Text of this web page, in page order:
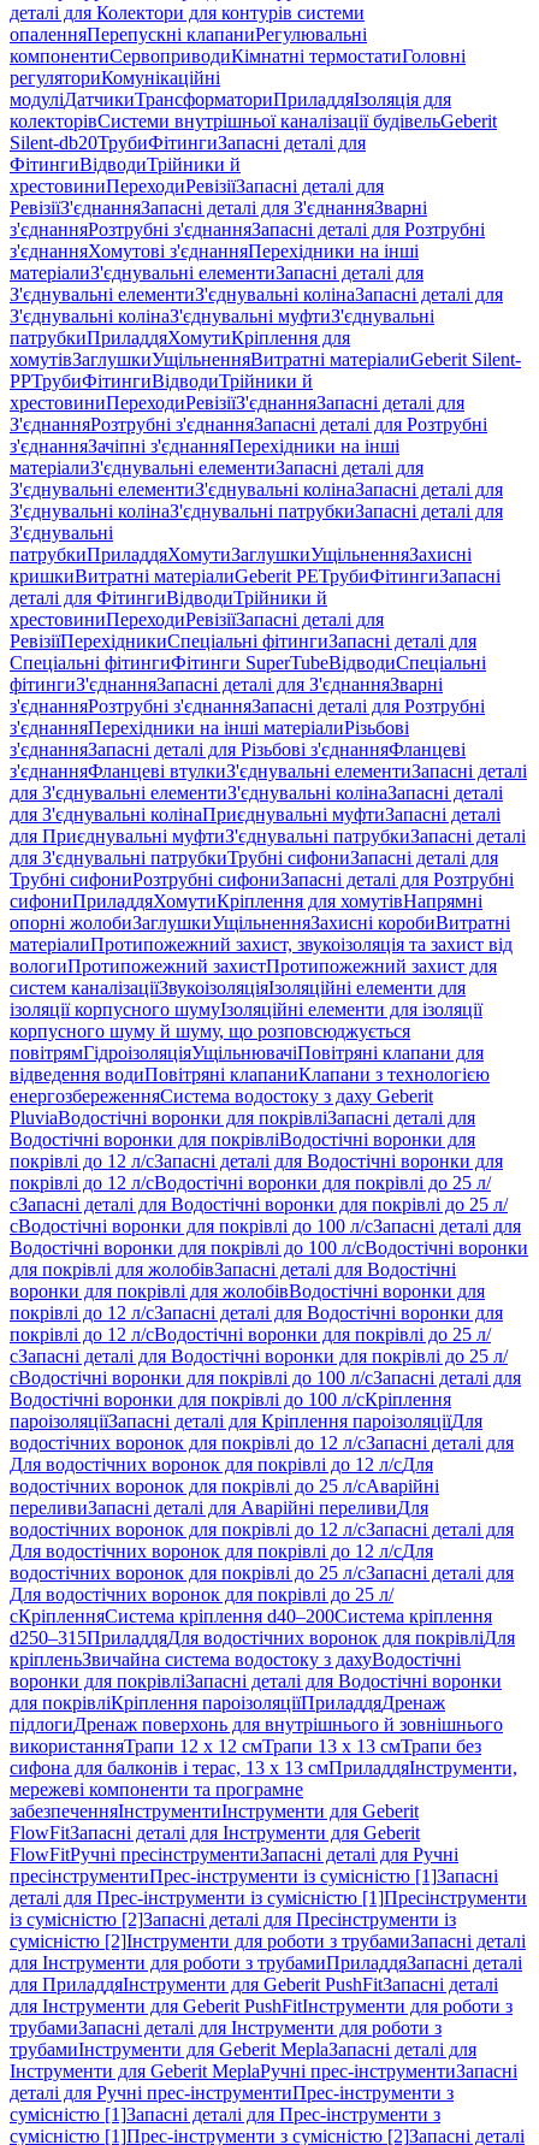
деталі для Колектори для контурів системи
опаленняПерепускні клапаниРегулювальні
компонентиСервоприводиКімнатні термостатиГоловні
регуляториКомунікаційні
модуліДатчикиТрансформаториПриладдяІзоляція для
колекторівСистеми внутрішньої каналізації будівельGeberit
Silent-db20ТрубиФітингиЗапасні деталі для
ФітингиВідводиТрійники й
хрестовиниПереходиРевізіїЗапасні деталі для
РевізіїЗ'єднанняЗапасні деталі для З'єднанняЗварні
з'єднанняРозтрубні з'єднанняЗапасні деталі для Розтрубні
з'єднанняХомутові з'єднанняПерехідники на інші
матеріалиЗ'єднувальні елементиЗапасні деталі для
З'єднувальні елементиЗ'єднувальні колінаЗапасні деталі для
З'єднувальні колінаЗ'єднувальні муфтиЗ'єднувальні
патрубкиПриладдяХомутиКріплення для
хомутівЗаглушкиУщільненняВитратні матеріалиGeberit Silent-
PPТрубиФітингиВідводиТрійники й
хрестовиниПереходиРевізіїЗ'єднанняЗапасні деталі для
З'єднанняРозтрубні з'єднанняЗапасні деталі для Розтрубні
з'єднанняЗачіпні з'єднанняПерехідники на інші
матеріалиЗ'єднувальні елементиЗапасні деталі для
З'єднувальні елементиЗ'єднувальні колінаЗапасні деталі для
З'єднувальні колінаЗ'єднувальні патрубкиЗапасні деталі для
З'єднувальні
патрубкиПриладдяХомутиЗаглушкиУщільненняЗахисні
кришкиВитратні матеріалиGeberit PEТрубиФітингиЗапасні
деталі для ФітингиВідводиТрійники й
хрестовиниПереходиРевізіїЗапасні деталі для
РевізіїПерехідникиСпеціальні фітингиЗапасні деталі для
Спеціальні фітингиФітинги SuperTubeВідводиСпеціальні
фітингиЗ'єднанняЗапасні деталі для З'єднанняЗварні
з'єднанняРозтрубні з'єднанняЗапасні деталі для Розтрубні
з'єднанняПерехідники на інші матеріалиРізьбові
з'єднанняЗапасні деталі для Різьбові з'єднанняФланцеві
з'єднанняФланцеві втулкиЗ'єднувальні елементиЗапасні деталі
для З'єднувальні елементиЗ'єднувальні колінаЗапасні деталі
для З'єднувальні колінаПриєднувальні муфтиЗапасні деталі
для Приєднувальні муфтиЗ'єднувальні патрубкиЗапасні деталі
для З'єднувальні патрубкиТрубні сифониЗапасні деталі для
Трубні сифониРозтрубні сифониЗапасні деталі для Розтрубні
сифониПриладдяХомутиКріплення для хомутівНапрямні
опорні жолобиЗаглушкиУщільненняЗахисні коробиВитратні
матеріалиПротипожежний захист, звукоізоляція та захист від
вологиПротипожежний захистПротипожежний захист для
систем каналізаціїЗвукоізоляціяІзоляційні елементи для
ізоляції корпусного шумуІзоляційні елементи для ізоляції
корпусного шуму й шуму, що розповсюджується
повітрямГідроізоляціяУщільнювачіПовітряні клапани для
відведення водиПовітряні клапаниКлапани з технологією
енергозбереженняСистема водостоку з даху Geberit
PluviaВодостічні воронки для покрівліЗапасні деталі для
Водостічні воронки для покрівліВодостічні воронки для
покрівлі до 12 л/сЗапасні деталі для Водостічні воронки для
покрівлі до 12 л/сВодостічні воронки для покрівлі до 25 л/
сЗапасні деталі для Водостічні воронки для покрівлі до 25 л/
сВодостічні воронки для покрівлі до 100 л/сЗапасні деталі для
Водостічні воронки для покрівлі до 100 л/сВодостічні воронки
для покрівлі для жолобівЗапасні деталі для Водостічні
воронки для покрівлі для жолобівВодостічні воронки для
покрівлі до 12 л/сЗапасні деталі для Водостічні воронки для
покрівлі до 12 л/сВодостічні воронки для покрівлі до 25 л/
сЗапасні деталі для Водостічні воронки для покрівлі до 25 л/
сВодостічні воронки для покрівлі до 100 л/сЗапасні деталі для
Водостічні воронки для покрівлі до 100 л/сКріплення
пароізоляціїЗапасні деталі для Кріплення пароізоляціїДля
водостічних воронок для покрівлі до 12 л/сЗапасні деталі для
Для водостічних воронок для покрівлі до 12 л/сДля
водостічних воронок для покрівлі до 25 л/сАварійні
переливиЗапасні деталі для Аварійні переливиДля
водостічних воронок для покрівлі до 12 л/сЗапасні деталі для
Для водостічних воронок для покрівлі до 12 л/сДля
водостічних воронок для покрівлі до 25 л/сЗапасні деталі для
Для водостічних воронок для покрівлі до 25 л/
сКріпленняСистема кріплення d40–200Система кріплення
d250–315ПриладдяДля водостічних воронок для покрівліДля
кріпленьЗвичайна система водостоку з дахуВодостічні
воронки для покрівліЗапасні деталі для Водостічні воронки
для покрівліКріплення пароізоляціїПриладдяДренаж
підлогиДренаж поверхонь для внутрішнього й зовнішнього
використанняТрапи 12 x 12 смТрапи 13 x 13 смТрапи без
сифона для балконів і терас, 13 x 13 смПриладдяІнструменти,
мережеві компоненти та програмне
забезпеченняІнструментиІнструменти для Geberit
FlowFitЗапасні деталі для Інструменти для Geberit
FlowFitРучні пресінструментиЗапасні деталі для Ручні
пресінструментиПрес-інструменти із сумісністю [1]Запасні
деталі для Прес-інструменти із сумісністю [1]Пресінструменти
із сумісністю [2]Запасні деталі для Пресінструменти із
сумісністю [2]Інструменти для роботи з трубамиЗапасні деталі
для Інструменти для роботи з трубамиПриладдяЗапасні деталі
для ПриладдяІнструменти для Geberit PushFitЗапасні деталі
для Інструменти для Geberit PushFitІнструменти для роботи з
трубамиЗапасні деталі для Інструменти для роботи з
трубамиІнструменти для Geberit MeplaЗапасні деталі для
Інструменти для Geberit MeplaРучні прес-інструментиЗапасні
деталі для Ручні прес-інструментиПрес-інструменти з
сумісністю [1]Запасні деталі для Прес-інструменти з
сумісністю [1]Прес-інструменти з сумісністю [2]Запасні деталі